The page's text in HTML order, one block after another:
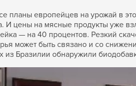
планы европейцев на урожай в
И цены на мясные продукты уже
— на 40 процентов. Резкий
может быть связано и со
из Бразилии обнаружили